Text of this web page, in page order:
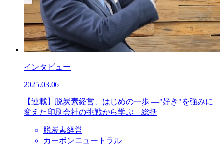
インタビュー
2025.03.06
【連載】脱炭素経営、はじめの一歩 ―"好き"を強みに
変えた印刷会社の挑戦から学ぶ―総括
脱炭素経営
カーボンニュートラル